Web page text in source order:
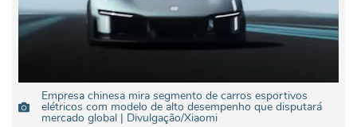
Empresa chinesa mira segmento de carros esportivos
elétricos com modelo de alto desempenho que disputará
mercado global | Divulgação/Xiaomi